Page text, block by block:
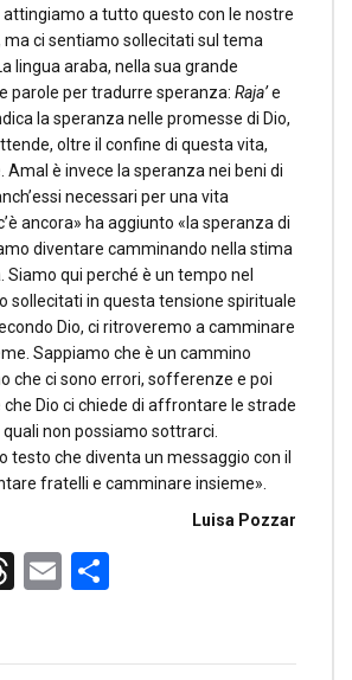
attingiamo a tutto questo con le nostre
ci sentiamo sollecitati sul tema
lingua araba, nella sua grande
parole per tradurre speranza: Raja’e
la speranza nelle promesse di Dio,
oltre il confine di questa vita,
Amal è invece la speranza nei beni di
necessari per una vita
ancora» ha aggiunto «la speranza di
diventare camminando nella stima
qui perché è un tempo nel
sollecitati in questa tensione spirituale
Dio, ci ritroveremo a camminare
Sappiamo che è un cammino
che ci sono errori, sofferenze e poi
Dio ci chiede di affrontare le strade
non possiamo sottrarci.
testo che diventa un messaggio con il
fratelli e camminare insieme».
Luisa Pozzar
Threads
Email